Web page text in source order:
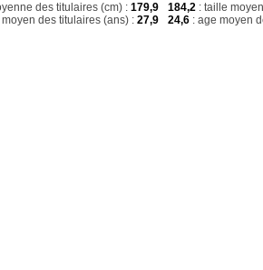
des titulaires (cm) : 179,9
des titulaires (ans) : 27,9
184,2 : taille
24,6 : age moyen